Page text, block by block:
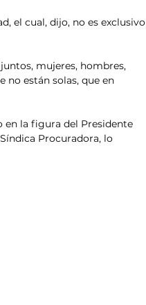
el cual, dijo, no es exclusivo
mujeres, hombres,
no están solas, que en
en la figura del Presidente
Procuradora, lo